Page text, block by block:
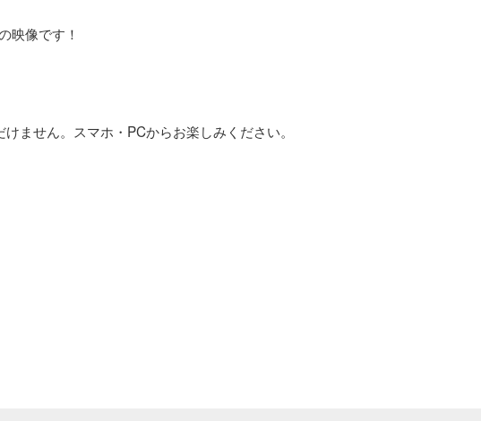
映像です！
ません。スマホ・PCからお楽しみください。